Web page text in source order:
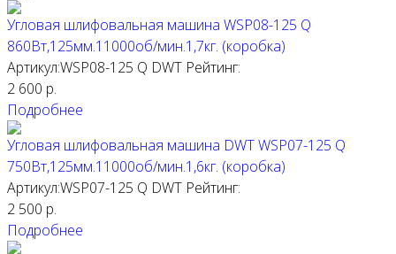
Угловая шлифовальная машина WSP08-125 Q
860Вт,125мм.11000об/мин.1,7кг. (коробка)
Артикул:WSP08-125 Q DWT Рейтинг:
2 600 р.
Подробнее
Угловая шлифовальная машина DWT WSP07-125 Q
750Вт,125мм.11000об/мин.1,6кг. (коробка)
Артикул:WSP07-125 Q DWT Рейтинг:
2 500 р.
Подробнее